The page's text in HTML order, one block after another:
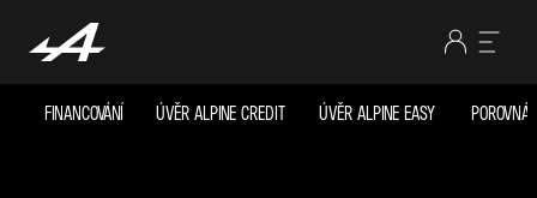
FINANCOVÁNÍ ÚVĚR ALPINE CREDIT ÚVĚR ALPINE EASY